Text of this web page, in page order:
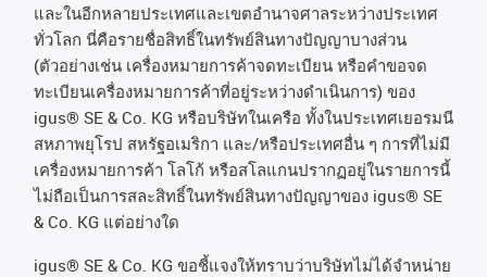
และในอีกหลายประเทศและเขตอํานาจศาลระหว่างประเทศ
ทั่วโลก นี่คือรายชื่อสิทธิ์ในทรัพย์สินทางปัญญาบางส่วน
(ตัวอย่างเช่น เครื่องหมายการค้าจดทะเบียน หรือคำขอจด
ทะเบียนเครื่องหมายการค้าที่อยู่ระหว่างดำเนินการ) ของ
igus® SE & Co. KG หรือบริษัทในเครือ ทั้งในประเทศเยอรมนี
สหภาพยุโรป สหรัฐอเมริกา และ/หรือประเทศอื่น ๆ การที่ไม่มี
เครื่องหมายการค้า โลโก้ หรือสโลแกนปรากฏอยู่ในรายการนี้
ไม่ถือเป็นการสละสิทธิ์ในทรัพย์สินทางปัญญาของ igus® SE
& Co. KG แต่อย่างใด
igus® SE & Co. KG ขอชี้แจงให้ทราบว่าบริษัทไม่ได้จําหน่าย